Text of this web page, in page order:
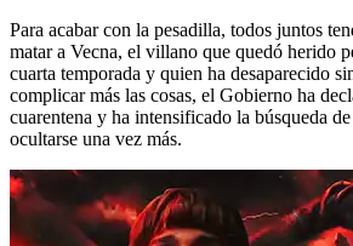
Para acabar con la pesadilla, todos juntos
matar a Vecna, el villano que quedó herido
cuarta temporada y quien ha desaparecido
complicar más las cosas, el Gobierno ha
cuarentena y ha intensificado la búsqueda
ocultarse una vez más.